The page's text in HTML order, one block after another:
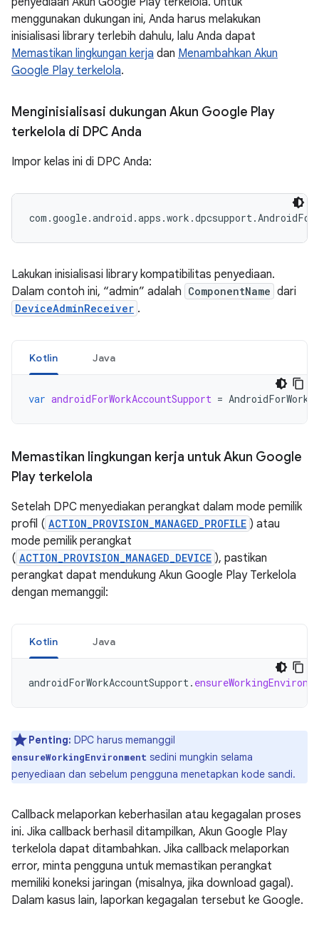
menggunakan dukungan ini, Anda harus melakukan
inisialisasi library terlebih dahulu, lalu Anda dapat
Memastikan lingkungan kerja dan Menambahkan Akun
Google Play terkelola.
Menginisialisasi dukungan Akun Google Play
terkelola di DPC Anda
Impor kelas ini di DPC Anda:
Lakukan inisialisasi library kompatibilitas penyediaan.
Dalam contoh ini, “admin” adalah ComponentName dari
DeviceAdminReceiver .
Kotlin Java
var androidForWorkAccountSupport =
Memastikan lingkungan kerja untuk Akun Google
Play terkelola
Setelah DPC menyediakan perangkat dalam mode pemilik
profil ( ACTION_PROVISION_MANAGED_PROFILE ) atau
mode pemilik perangkat
( ACTION_PROVISION_MANAGED_DEVICE ), pastikan
perangkat dapat mendukung Akun Google Play Terkelola
dengan memanggil:
Kotlin Java
androidForWorkAccountSupport.
Penting: DPC harus memanggil
ensureWorkingEnvironment sedini mungkin selama
penyediaan dan sebelum pengguna menetapkan kode sandi.
Callback melaporkan keberhasilan atau kegagalan proses
ini. Jika callback berhasil ditampilkan, Akun Google Play
terkelola dapat ditambahkan. Jika callback melaporkan
error, minta pengguna untuk memastikan perangkat
memiliki koneksi jaringan (misalnya, jika download gagal).
Dalam kasus lain, laporkan kegagalan tersebut ke Google.